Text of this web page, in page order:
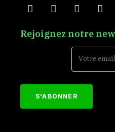
Rejoignez notre